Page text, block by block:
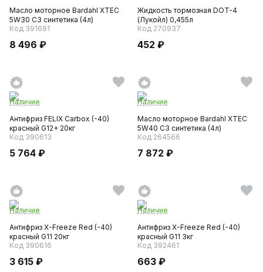
Масло моторное Bardahl XTEC
5W30 C3 синтетика (4л)
Код 391691
8 496 ₽
Жидкость тормозная DOT-4
(Лукойл) 0,455л
Код 270937
452 ₽
Наличие
Антифриз FELIX Carbox (-40)
красный G12+ 20кг
Код 390613
5 764 ₽
Наличие
Масло моторное Bardahl XTEC
5W40 C3 синтетика (4л)
Код 264566
7 872 ₽
Наличие
Антифриз X-Freeze Red (-40)
красный G11 20кг
Код 390616
3 615 ₽
Наличие
Антифриз X-Freeze Red (-40)
красный G11 3кг
Код 392461
663 ₽